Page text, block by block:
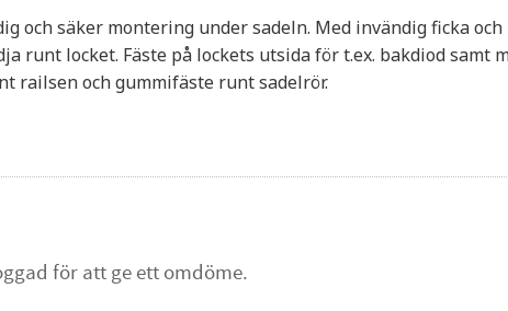
och säker montering under sadeln. Med invändig ficka
runt locket. Fäste på lockets utsida för t.ex. bakdiod samt
railsen och gummifäste runt sadelrör.